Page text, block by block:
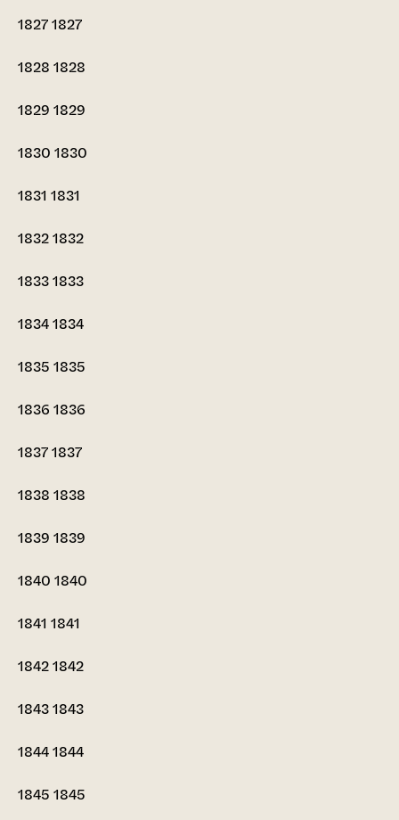
18271827
1828 1828
1829 1829
1830 1830
1831 1831
18321832
18331833
18341834
1835 1835
1836 1836
18371837
1838 1838
1839 1839
1840 1840
1841 1841
18421842
18431843
18441844
1845 1845